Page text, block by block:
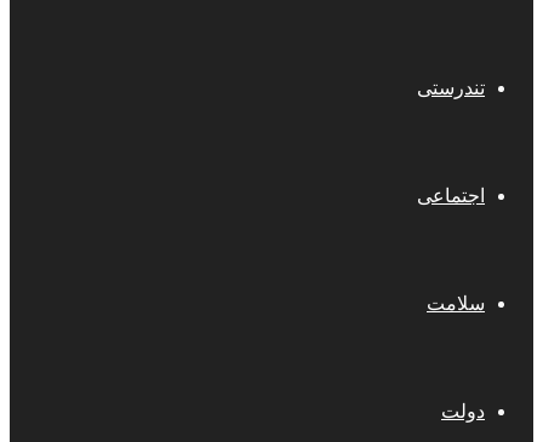
تندرستی
اجتماعی
سلامت
دولت